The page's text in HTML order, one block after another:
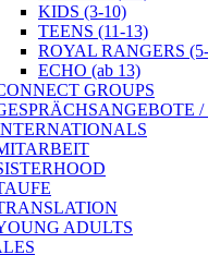
KIDS (3-10)
TEENS (11-13)
ROYAL RANGERS
ECHO (ab 13)
GROUPS
/
ADULTS